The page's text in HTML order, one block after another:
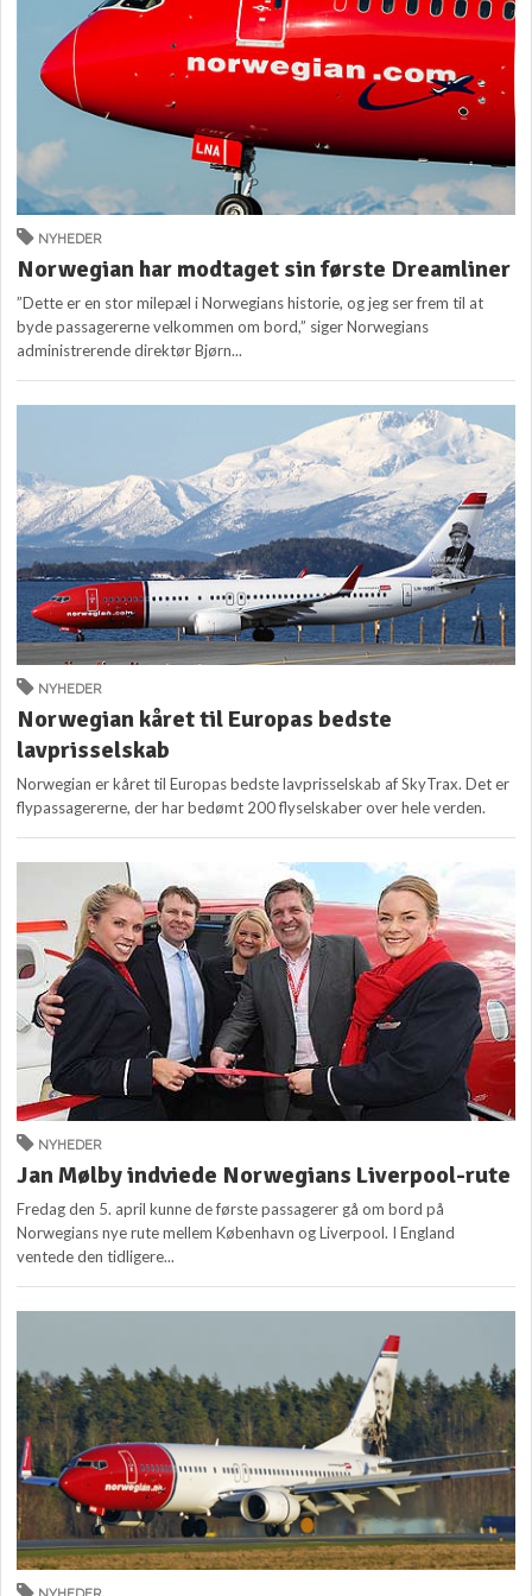
NYHEDER
Norwegian har modtaget sin første Dreamliner
”Dette er en stor milepæl i Norwegians historie, og jeg ser frem til at
byde passagererne velkommen om bord,” siger Norwegians
administrerende direktør Bjørn...
NYHEDER
Norwegian kåret til Europas bedste
lavprisselskab
Norwegian er kåret til Europas bedste lavprisselskab af SkyTrax. Det er
flypassagererne, der har bedømt 200 flyselskaber over hele verden.
NYHEDER
Jan Mølby indviede Norwegians Liverpool-rute
Fredag den 5. april kunne de første passagerer gå om bord på
Norwegians nye rute mellem København og Liverpool. I England
ventede den tidligere...